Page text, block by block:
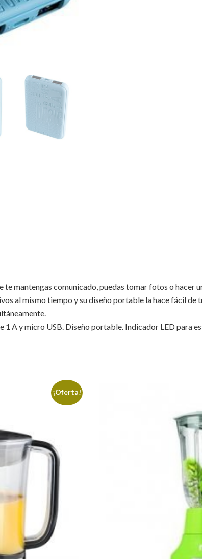
mantengas comunicado, puedas tomar fotos o hacer
al mismo tiempo y su diseño portable la hace fácil
1 A y micro USB. Diseño portable. Indicador LED para
¡Oferta!